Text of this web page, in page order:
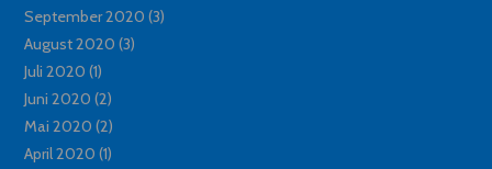
September 2020 (3)
August 2020 (3)
Juli 2020 (1)
Juni 2020 (2)
Mai 2020 (2)
April 2020 (1)